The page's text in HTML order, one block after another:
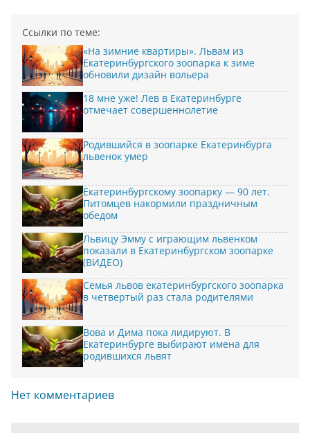
Ссылки по теме:
«На зимние квартиры». Львам из
Екатеринбургского зоопарка к зиме
обновили дизайн вольера
18 мне уже! Лев в Екатеринбурге
отмечает совершеннолетие
Родившийся в зоопарке Екатеринбурга
львенок умер
Екатеринбургскому зоопарку — 90 лет.
Питомцев накормили праздничным
обедом
Львицу Эмму с играющим львенком
показали в Екатеринбургском зоопарке
(ВИДЕО)
Семья львов екатеринбургского зоопарка
в четвертый раз стала родителями
Вова и Дима пока лидируют. В
Екатеринбурге выбирают имена для
родившихся львят
Нет комментариев